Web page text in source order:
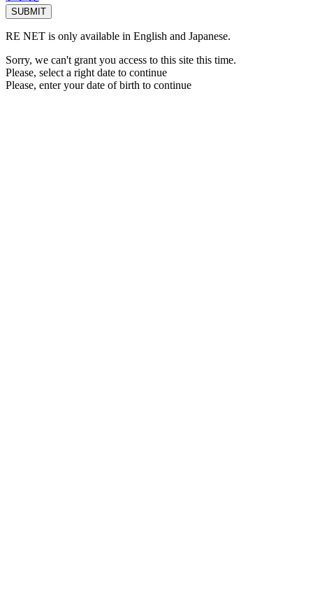
RE NET is only available in English and Japanese.
Sorry, we can't grant you access to this site this time.
Please, select a right date to continue
Please, enter your date of birth to continue